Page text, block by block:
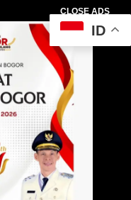
CLOSE ADS
ID